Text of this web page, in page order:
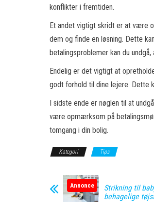
konflikter i fremtiden.
Et andet vigtigt skridt er at være
dem og finde en løsning. Dette
betalingsproblemer kan du
Endelig er det vigtigt at
godt forhold til dine lejere. Dette
I sidste ende er nøglen til at
være opmærksom på
tomgang i din bolig.
Kategori Tips
Annonce
Strikning til
behagelige